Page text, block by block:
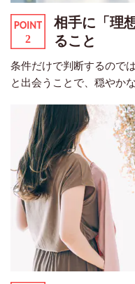
相手に「理
ること
条件だけで判断するので
と出会うことで、穏やか